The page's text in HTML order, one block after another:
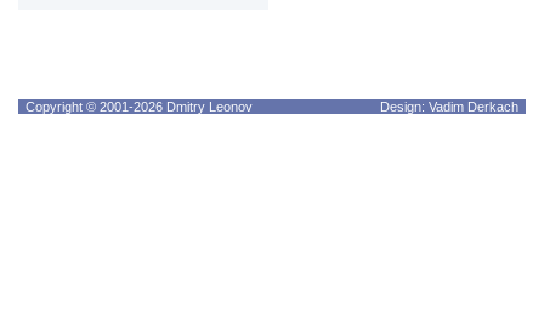
Copyright © 2001-2026 Dmitry Leonov Design: Vadim Derkach